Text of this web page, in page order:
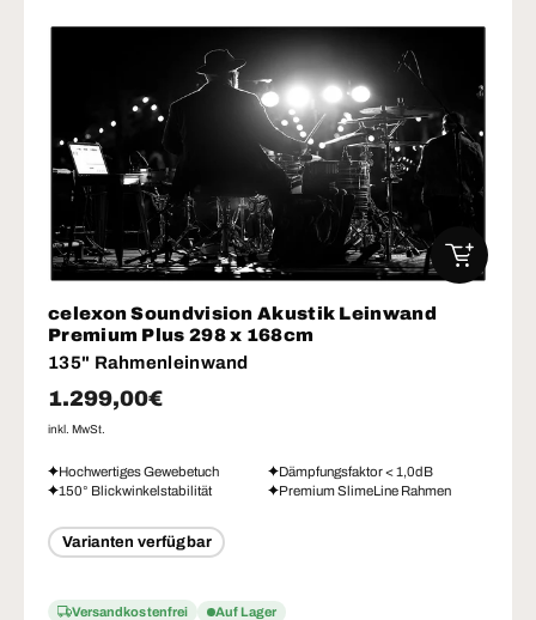
celexon Soundvision Akustik Leinwand
Premium Plus 298 x 168cm
135" Rahmenleinwand
Normaler Preis
1.299,00€
inkl. MwSt.
Hochwertiges Gewebetuch
Dämpfungsfaktor < 1,0dB
150° Blickwinkelstabilität
Premium SlimeLine Rahmen
Varianten verfügbar
Versandkostenfrei Auf Lager
IN DEN